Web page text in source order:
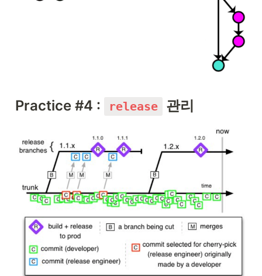
Practice #4 : release 관리